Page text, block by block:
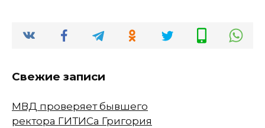
Свежие записи
МВД проверяет бывшего
ректора ГИТИСа Григория